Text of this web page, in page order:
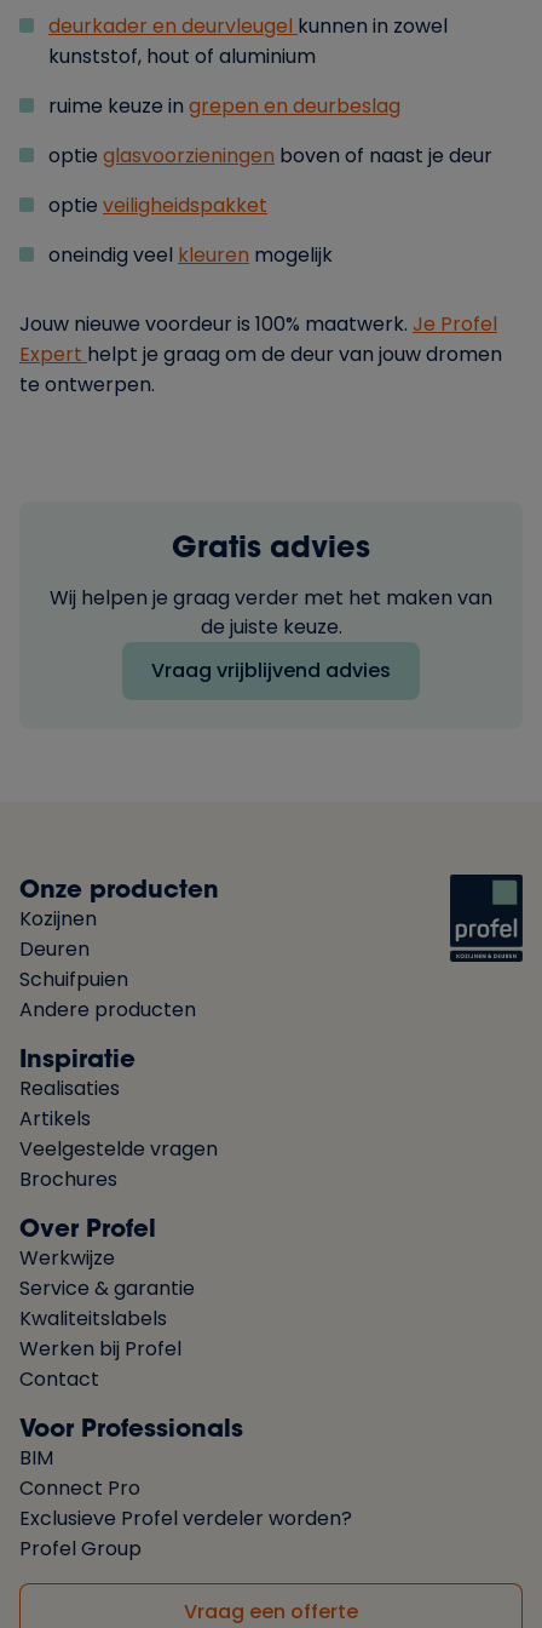
deurkader en deurvleugel kunnen in zowel
kunststof, hout of aluminium
ruime keuze in grepen en deurbeslag
optie glasvoorzieningen boven of naast je deur
optie veiligheidspakket
oneindig veel kleuren mogelijk
Jouw nieuwe voordeur is 100% maatwerk. Je Profel
Expert helpt je graag om de deur van jouw dromen
te ontwerpen.
Gratis advies
Wij helpen je graag verder met het maken van
de juiste keuze.
Vraag vrijblijvend advies
Onze producten
Kozijnen
Deuren
Schuifpuien
Andere producten
Inspiratie
Realisaties
Artikels
Veelgestelde vragen
Brochures
Over Profel
Werkwijze
Service & garantie
Kwaliteitslabels
Werken bij Profel
Contact
Voor Professionals
BIM
Connect Pro
Exclusieve Profel verdeler worden?
Profel Group
Vraag een offerte